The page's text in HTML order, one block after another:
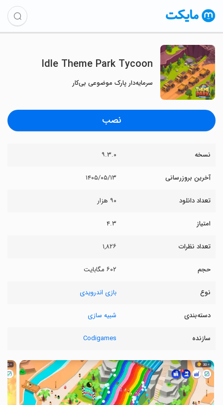
Idle Theme Park Tycoon
سرمایه‌دار پارک موضوعی بی‌کار
نصب
نسخه ۹.۳.۰
آخرین بروزرسانی ۱۴۰۵/۰۵/۱۳
تعداد دانلود ۹۰ هزار
امتیاز ۴.۳
تعداد نظرات ۱,۸۲۶
حجم ۶۰۲ مگابایت
نوع بازی اندرویدی
دسته‌بندی شبیه سازی
سازنده Codigames